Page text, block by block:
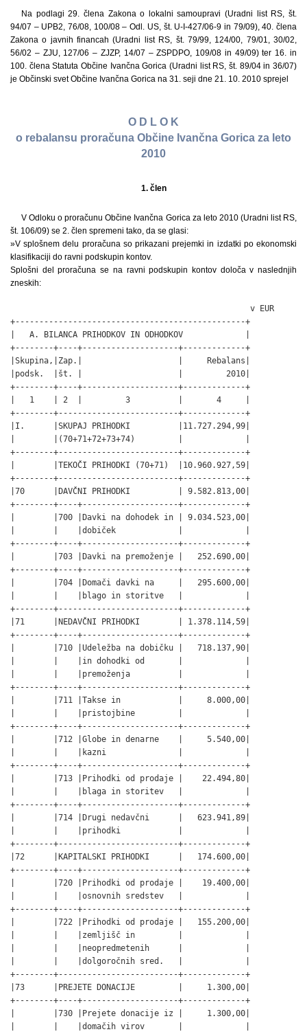
Na podlagi 29. člena Zakona o lokalni samoupravi (Uradni list RS, št.
94/07 – UPB2, 76/08, 100/08 – Odl. US, št. U-I-427/06-9 in 79/09), 40. člena
Zakona o javnih financah (Uradni list RS, št. 79/99, 124/00, 79/01, 30/02,
56/02 – ZJU, 127/06 – ZJZP, 14/07 – ZSPDPO, 109/08 in 49/09) ter 16. in
100. člena Statuta Občine Ivančna Gorica (Uradni list RS, št. 89/04 in 36/07)
je Občinski svet Občine Ivančna Gorica na 31. seji dne 21. 10. 2010 sprejel
O D L O K
o rebalansu proračuna Občine Ivančna Gorica za leto
2010
1. člen
V Odloku o proračunu Občine Ivančna Gorica za leto 2010 (Uradni list RS,
št. 106/09) se 2. člen spremeni tako, da se glasi:
»V splošnem delu proračuna so prikazani prejemki in izdatki po ekonomski
klasifikaciji do ravni podskupin kontov.
Splošni del proračuna se na ravni podskupin kontov določa v naslednjih
zneskih:
v EUR
+------------------------------------------------+
|   A. BILANCA PRIHODKOV IN ODHODKOV             |
+--------+----+--------------------+-------------+
|Skupina,|Zap.|                    |     Rebalans|
|podsk.  |št. |                    |         2010|
+--------+----+--------------------+-------------+
|   1    | 2  |         3          |       4     |
+--------+-------------------------+-------------+
|I.      |SKUPAJ PRIHODKI          |11.727.294,99|
|        |(70+71+72+73+74)         |             |
+--------+-------------------------+-------------+
|        |TEKOČI PRIHODKI (70+71)  |10.960.927,59|
+--------+-------------------------+-------------+
|70      |DAVČNI PRIHODKI          | 9.582.813,00|
+--------+----+--------------------+-------------+
|        |700 |Davki na dohodek in | 9.034.523,00|
|        |    |dobiček             |             |
+--------+----+--------------------+-------------+
|        |703 |Davki na premoženje |   252.690,00|
+--------+----+--------------------+-------------+
|        |704 |Domači davki na     |   295.600,00|
|        |    |blago in storitve   |             |
+--------+-------------------------+-------------+
|71      |NEDAVČNI PRIHODKI        | 1.378.114,59|
+--------+----+--------------------+-------------+
|        |710 |Udeležba na dobičku |   718.137,90|
|        |    |in dohodki od       |             |
|        |    |premoženja          |             |
+--------+----+--------------------+-------------+
|        |711 |Takse in            |     8.000,00|
|        |    |pristojbine         |             |
+--------+----+--------------------+-------------+
|        |712 |Globe in denarne    |     5.540,00|
|        |    |kazni               |             |
+--------+----+--------------------+-------------+
|        |713 |Prihodki od prodaje |    22.494,80|
|        |    |blaga in storitev   |             |
+--------+----+--------------------+-------------+
|        |714 |Drugi nedavčni      |   623.941,89|
|        |    |prihodki            |             |
+--------+-------------------------+-------------+
|72      |KAPITALSKI PRIHODKI      |   174.600,00|
+--------+----+--------------------+-------------+
|        |720 |Prihodki od prodaje |    19.400,00|
|        |    |osnovnih sredstev   |             |
+--------+----+--------------------+-------------+
|        |722 |Prihodki od prodaje |   155.200,00|
|        |    |zemljišč in         |             |
|        |    |neopredmetenih      |             |
|        |    |dolgoročnih sred.   |             |
+--------+-------------------------+-------------+
|73      |PREJETE DONACIJE         |     1.300,00|
+--------+----+--------------------+-------------+
|        |730 |Prejete donacije iz |     1.300,00|
|        |    |domačih virov       |             |